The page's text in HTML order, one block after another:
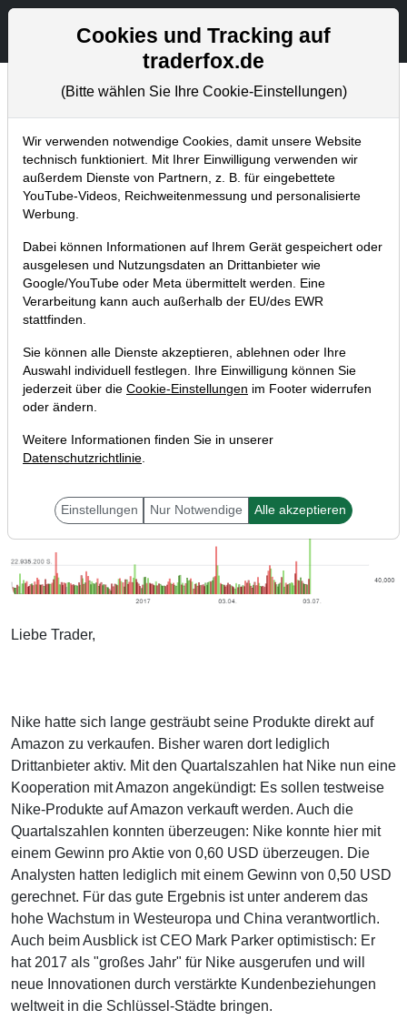
Aktien- und Artikelsuche
Chartanalysen
Home Blog Chartanalysen
Nike überzeugt mit hohem
Quartalsgewinn und einer neuen
Kooperation – Aktie steigt um 11 %
01.07.2017 um 16:10 Uhr | T. Reich
Liebe Trader,
Nike hatte sich lange gesträubt seine Produkte direkt auf
Amazon zu verkaufen. Bisher waren dort lediglich
Drittanbieter aktiv. Mit den Quartalszahlen hat Nike nun eine
Kooperation mit Amazon angekündigt: Es sollen testweise
Nike-Produkte auf Amazon verkauft werden. Auch die
Quartalszahlen konnten überzeugen: Nike konnte hier mit
einem Gewinn pro Aktie von 0,60 USD überzeugen. Die
Analysten hatten lediglich mit einem Gewinn von 0,50 USD
gerechnet. Für das gute Ergebnis ist unter anderem das
hohe Wachstum in Westeuropa und China verantwortlich.
Auch beim Ausblick ist CEO Mark Parker optimistisch: Er
hat 2017 als "großes Jahr" für Nike ausgerufen und will
neue Innovationen durch verstärkte Kundenbeziehungen
weltweit in die Schlüssel-Städte bringen.
Cookies und Tracking auf
traderfox.de
(Bitte wählen Sie Ihre Cookie-Einstellungen)
Wir verwenden notwendige Cookies, damit unsere Website
technisch funktioniert. Mit Ihrer Einwilligung verwenden wir
außerdem Dienste von Partnern, z. B. für eingebettete
YouTube-Videos, Reichweitenmessung und personalisierte
Werbung.
Dabei können Informationen auf Ihrem Gerät gespeichert oder
ausgelesen und Nutzungsdaten an Drittanbieter wie
Google/YouTube oder Meta übermittelt werden. Eine
Verarbeitung kann auch außerhalb der EU/des EWR
stattfinden.
Sie können alle Dienste akzeptieren, ablehnen oder Ihre
Auswahl individuell festlegen. Ihre Einwilligung können Sie
jederzeit über die Cookie-Einstellungen im Footer widerrufen
oder ändern.
Weitere Informationen finden Sie in unserer
Datenschutzrichtlinie.
Einstellungen Nur Notwendige Alle akzeptieren